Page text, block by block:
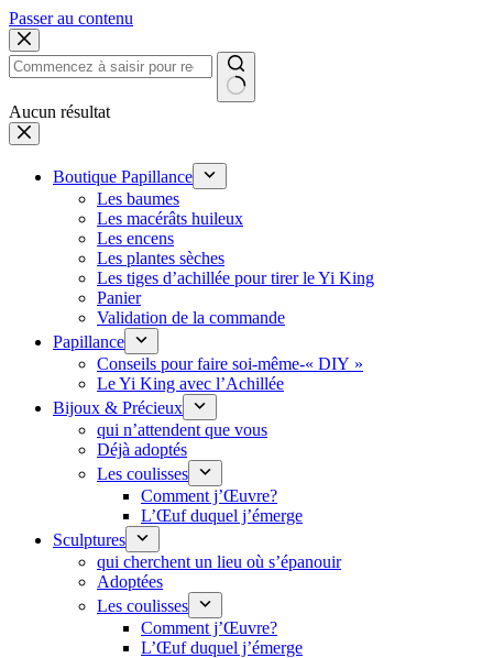
Passer au contenu
Aucun résultat
Boutique Papillance
Les baumes
Les macérâts huileux
Les encens
Les plantes sèches
Les tiges d’achillée pour tirer le Yi King
Panier
Validation de la commande
Papillance
Conseils pour faire soi-même-« DIY »
Le Yi King avec l’Achillée
Bijoux & Précieux
qui n’attendent que vous
Déjà adoptés
Les coulisses
Comment j’Œuvre?
L’Œuf duquel j’émerge
Sculptures
qui cherchent un lieu où s’épanouir
Adoptées
Les coulisses
Comment j’Œuvre?
L’Œuf duquel j’émerge